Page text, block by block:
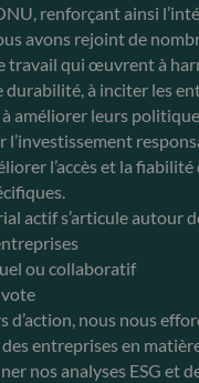
renforçant ainsi
avons rejoint de
travail qui œuvrent à
durabilité, à inciter les
améliorer leurs
l’accès et la fiabilité
actif s’articule autour
ou collaboratif
vote
d’action, nous nous
entreprises en
nos analyses ESG et